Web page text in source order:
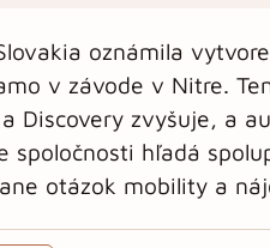
oznámila
v závode v Nitre.
Discovery zvyšuje, a
spoločnosti hľadá
otázok mobility a